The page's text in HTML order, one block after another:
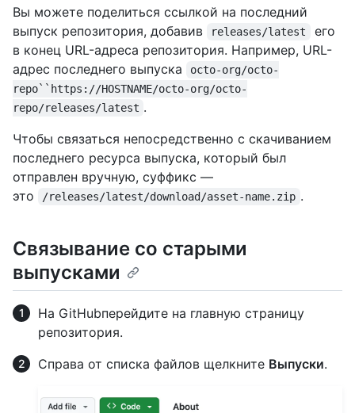
Вы можете поделиться ссылкой на последний
выпуск репозитория, добавив
releases/latest
его
в конец URL-адреса репозитория. Например, URL-
адрес последнего выпуска
octo-org/octo-
repo``https://HOSTNAME/octo-org/octo-
repo/releases/latest .
Чтобы связаться непосредственно с скачиванием
последнего ресурса выпуска, который был
отправлен вручную, суффикс —
это
/releases/latest/download/asset-name.zip .
Связывание со старыми
выпусками
На GitHubперейдите на главную страницу
репозитория.
Справа от списка файлов щелкните Выпуски.